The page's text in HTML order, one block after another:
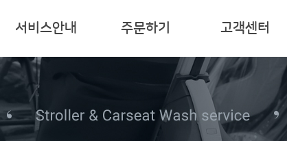
서비스안내 주문하기 고객센터